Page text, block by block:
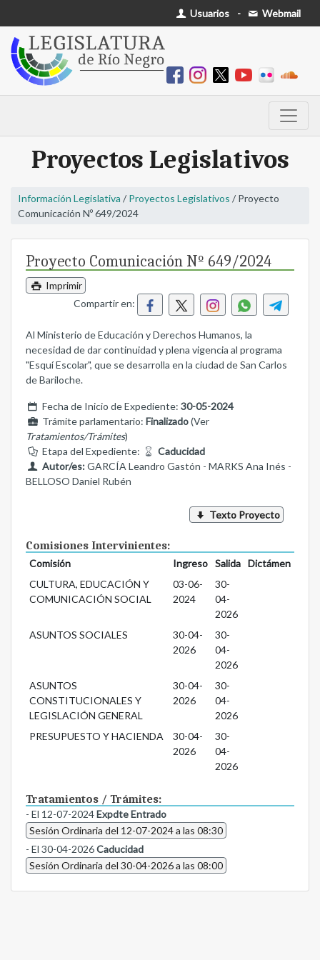
Usuarios - Webmail
Proyectos Legislativos
Información Legislativa / Proyectos Legislativos / Proyecto
Comunicación Nº 649/2024
Proyecto Comunicación Nº 649/2024
Imprimir
Compartir en:
Al Ministerio de Educación y Derechos Humanos, la
necesidad de dar continuidad y plena vigencia al programa
"Esquí Escolar", que se desarrolla en la ciudad de San Carlos
de Bariloche.
Fecha de Inicio de Expediente: 30-05-2024
Trámite parlamentario: Finalizado(Ver
Tratamientos/Trámites)
Etapa del Expediente:
Caducidad
Autor/es:GARCÍA Leandro Gastón - MARKS Ana Inés -
BELLOSO Daniel Rubén
Texto Proyecto
Comisiones Intervinientes:
Comisión Ingreso Salida
Dictámen
CULTURA, EDUCACIÓN Y
COMUNICACIÓN SOCIAL
03-06-
2024
30-
04-
2026
ASUNTOS SOCIALES
30-04-
2026
30-
04-
2026
ASUNTOS
CONSTITUCIONALES Y
LEGISLACIÓN GENERAL
30-04-
2026
30-
04-
2026
PRESUPUESTO Y HACIENDA
30-04-
2026
30-
04-
2026
Tratamientos / Trámites:
- El 12-07-2024Expdte Entrado
Sesión Ordinaria del 12-07-2024 a las 08:30
- El 30-04-2026Caducidad
Sesión Ordinaria del 30-04-2026 a las 08:00